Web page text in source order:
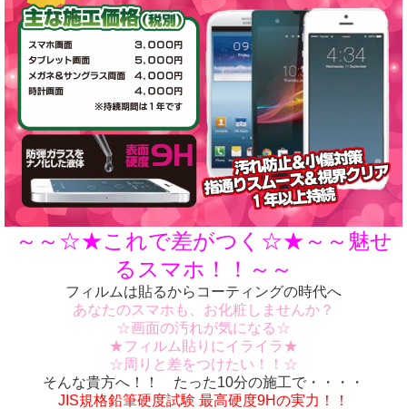
～～☆★これで差がつく☆★～～魅せ
るスマホ！！～～
フィルムは貼るからコーティングの時代へ
あなたのスマホも、お化粧しませんか？
☆画面の汚れが気になる☆
★フィルム貼りにイライラ★
☆周りと差をつけたい！！☆
そんな貴方へ！！ たった10分の施工で・・・・
JIS規格鉛筆硬度試験 最高硬度9Hの実力！！